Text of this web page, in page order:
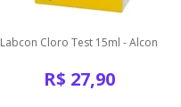
Labcon Cloro Test 15ml - Alcon
R$ 27,90